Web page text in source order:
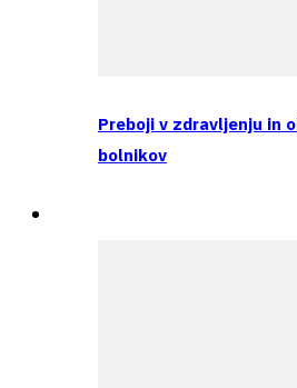
Preboji v zdravljenju in
bolnikov